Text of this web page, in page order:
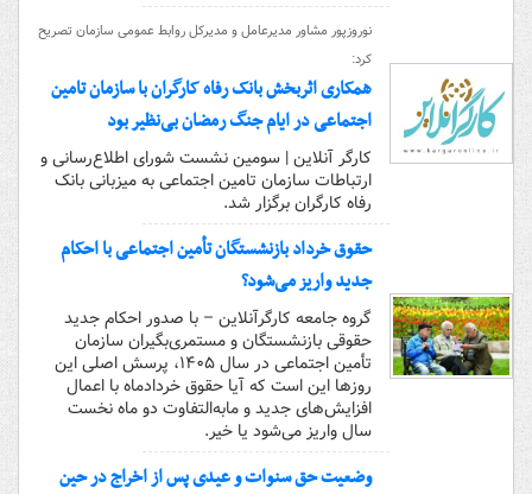
نوروزپور مشاور مدیرعامل و مدیرکل روابط عمومی سازمان تصریح
کرد:
همکاری اثربخش بانک رفاه کارگران با سازمان تامین
اجتماعی در ایام جنگ رمضان بی‌نظیر بود
کارگر آنلاین | سومین نشست شورای اطلاع‌رسانی و
ارتباطات سازمان تامین اجتماعی به میزبانی بانک
رفاه کارگران برگزار شد.
حقوق خرداد بازنشستگان تأمین اجتماعی با احکام
جدید واریز می‌شود؟
گروه جامعه کارگرآنلاین – با صدور احکام جدید
حقوقی بازنشستگان و مستمری‌بگیران سازمان
تأمین اجتماعی در سال ۱۴۰۵، پرسش اصلی این
روزها این است که آیا حقوق خردادماه با اعمال
افزایش‌های جدید و مابه‌التفاوت دو ماه نخست
سال واریز می‌شود یا خیر.
وضعیت حق سنوات و عیدی پس از اخراج در حین